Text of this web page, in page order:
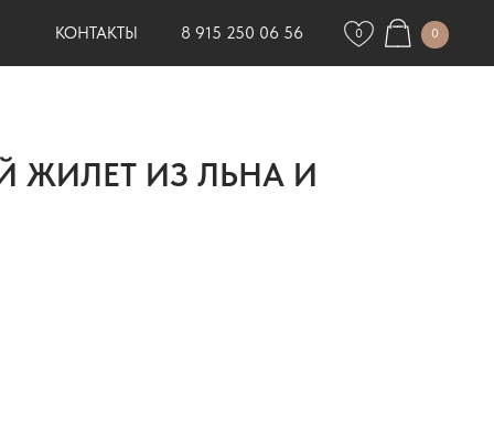
0
8 915 250 06 56
КОНТАКТЫ 0
ЖИЛЕТ ИЗ ЛЬНА И